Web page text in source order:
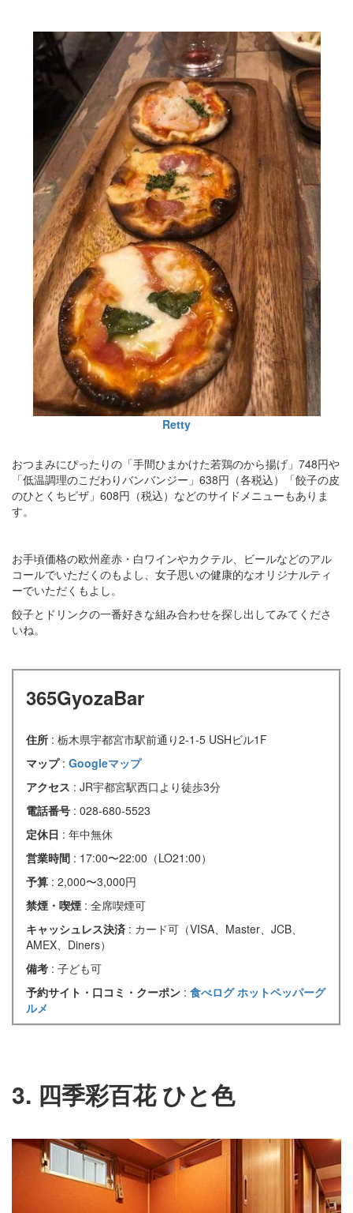
Retty
おつまみにぴったりの「手間ひまかけた若鶏のから揚げ」748円や
「低温調理のこだわりバンバンジー」638円（各税込）「餃子の皮
のひとくちピザ」608円（税込）などのサイドメニューもありま
す。
お手頃価格の欧州産赤・白ワインやカクテル、ビールなどのアル
コールでいただくのもよし、女子思いの健康的なオリジナルティ
ーでいただくもよし。
餃子とドリンクの一番好きな組み合わせを探し出してみてくださ
いね。
365GyozaBar
住所 : 栃木県宇都宮市駅前通り2-1-5 USHビル1F
マップ : Googleマップ
アクセス : JR宇都宮駅西口より徒歩3分
電話番号 : 028-680-5523
定休日 : 年中無休
営業時間 : 17:00〜22:00（LO21:00）
予算 : 2,000〜3,000円
禁煙・喫煙 : 全席喫煙可
キャッシュレス決済 : カード可（VISA、Master、JCB、
AMEX、Diners）
備考 : 子ども可
予約サイト・口コミ・クーポン : 食べログホットペッパーグ
ルメ
3. 四季彩百花 ひと色